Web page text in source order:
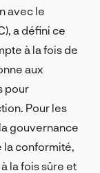
avec le
a défini ce
à la fois de
aux
pour
Pour les
gouvernance
la conformité,
la fois sûre et